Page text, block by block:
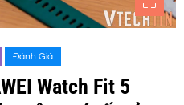
Đánh Giá
Watch Fit 5